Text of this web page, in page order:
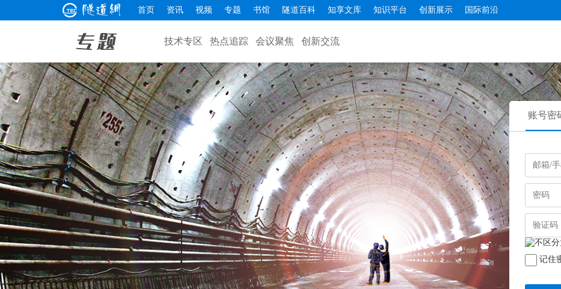
首页 资讯 视频 专题 书馆 隧道百科 知享文库 知识平台 创新展示 国际前沿
技术专区 热点追踪 会议聚焦 创新交流
账号密
记住